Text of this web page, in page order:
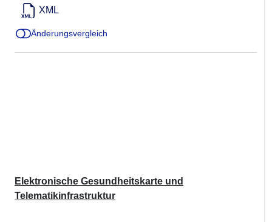
XML
Änderungsvergleich
Elektronische Gesundheitskarte und
Telematikinfrastruktur